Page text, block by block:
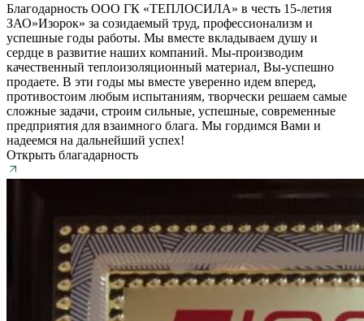
Благодарность ООО ГК «ТЕПЛОСИЛА» в честь 15-летия
ЗАО»Изорок» за созидаемый труд, профессионализм и
успешные годы работы. Мы вместе вкладываем душу и
сердце в развитие наших компаний. Мы-производим
качественный теплоизоляционный материал, Вы-успешно
продаете. В эти годы мы вместе уверенно идем вперед,
противостоим любым испытаниям, творчески решаем самые
сложные задачи, строим сильные, успешные, современные
предприятия для взаимного блага. Мы гордимся Вами и
надеемся на дальнейший успех!
Открыть благадарность